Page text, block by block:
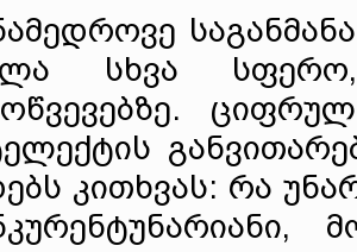
სხვა
კითხვას: რა